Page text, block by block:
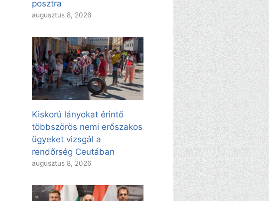
posztra
augusztus 8, 2026
Kiskorú lányokat érintő
többszörös nemi erőszakos
ügyeket vizsgál a
rendőrség Ceutában
augusztus 8, 2026